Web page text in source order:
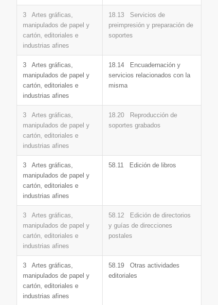
3 Artes gráficas,
manipulados de papel y
cartón, editoriales e
industrias afines
18.13 Servicios de
preimpresión y preparación de
soportes
3 Artes gráficas,
manipulados de papel y
cartón, editoriales e
industrias afines
18.14 Encuadernación y
servicios relacionados con la
misma
3 Artes gráficas,
manipulados de papel y
cartón, editoriales e
industrias afines
18.20 Reproducción de
soportes grabados
3 Artes gráficas,
manipulados de papel y
cartón, editoriales e
industrias afines
58.11 Edición de libros
3 Artes gráficas,
manipulados de papel y
cartón, editoriales e
industrias afines
58.12 Edición de directorios
y guías de direcciones
postales
3 Artes gráficas,
manipulados de papel y
cartón, editoriales e
industrias afines
58.19 Otras actividades
editoriales